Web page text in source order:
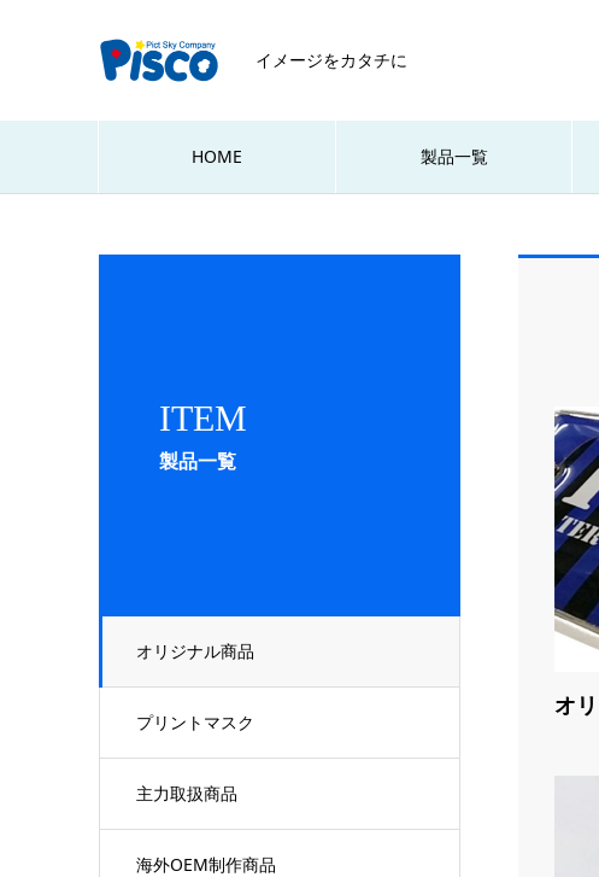
イメージをカタチに
HOME 製品一覧
ITEM
製品一覧
オリジナル商品
プリントマスク
主力取扱商品
海外OEM制作商品
オ